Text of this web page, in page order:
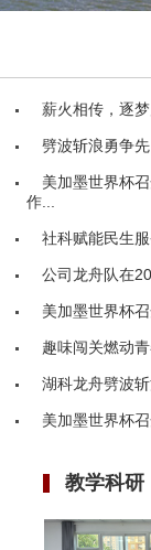
薪火相传，逐
劈波斩浪勇争
美加墨世界杯
作...
社科赋能民生
公司龙舟队在
美加墨世界杯
趣味闯关燃动
湖科龙舟劈波
美加墨世界杯
教学科研